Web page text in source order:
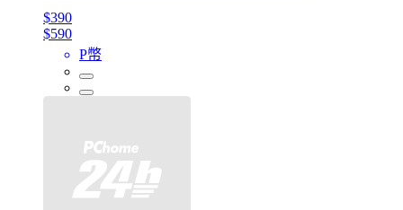
$390
$590
P幣